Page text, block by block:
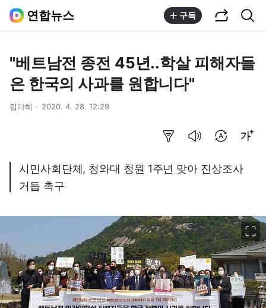
연합뉴스 구독
"베트남전 종전 45년..학살 피해자들
은 한국의 사과를 원합니다"
김다혜 2020. 4. 28. 12:29
시민사회단체, 청와대 청원 1주년 맞아 진상조사
거듭 촉구